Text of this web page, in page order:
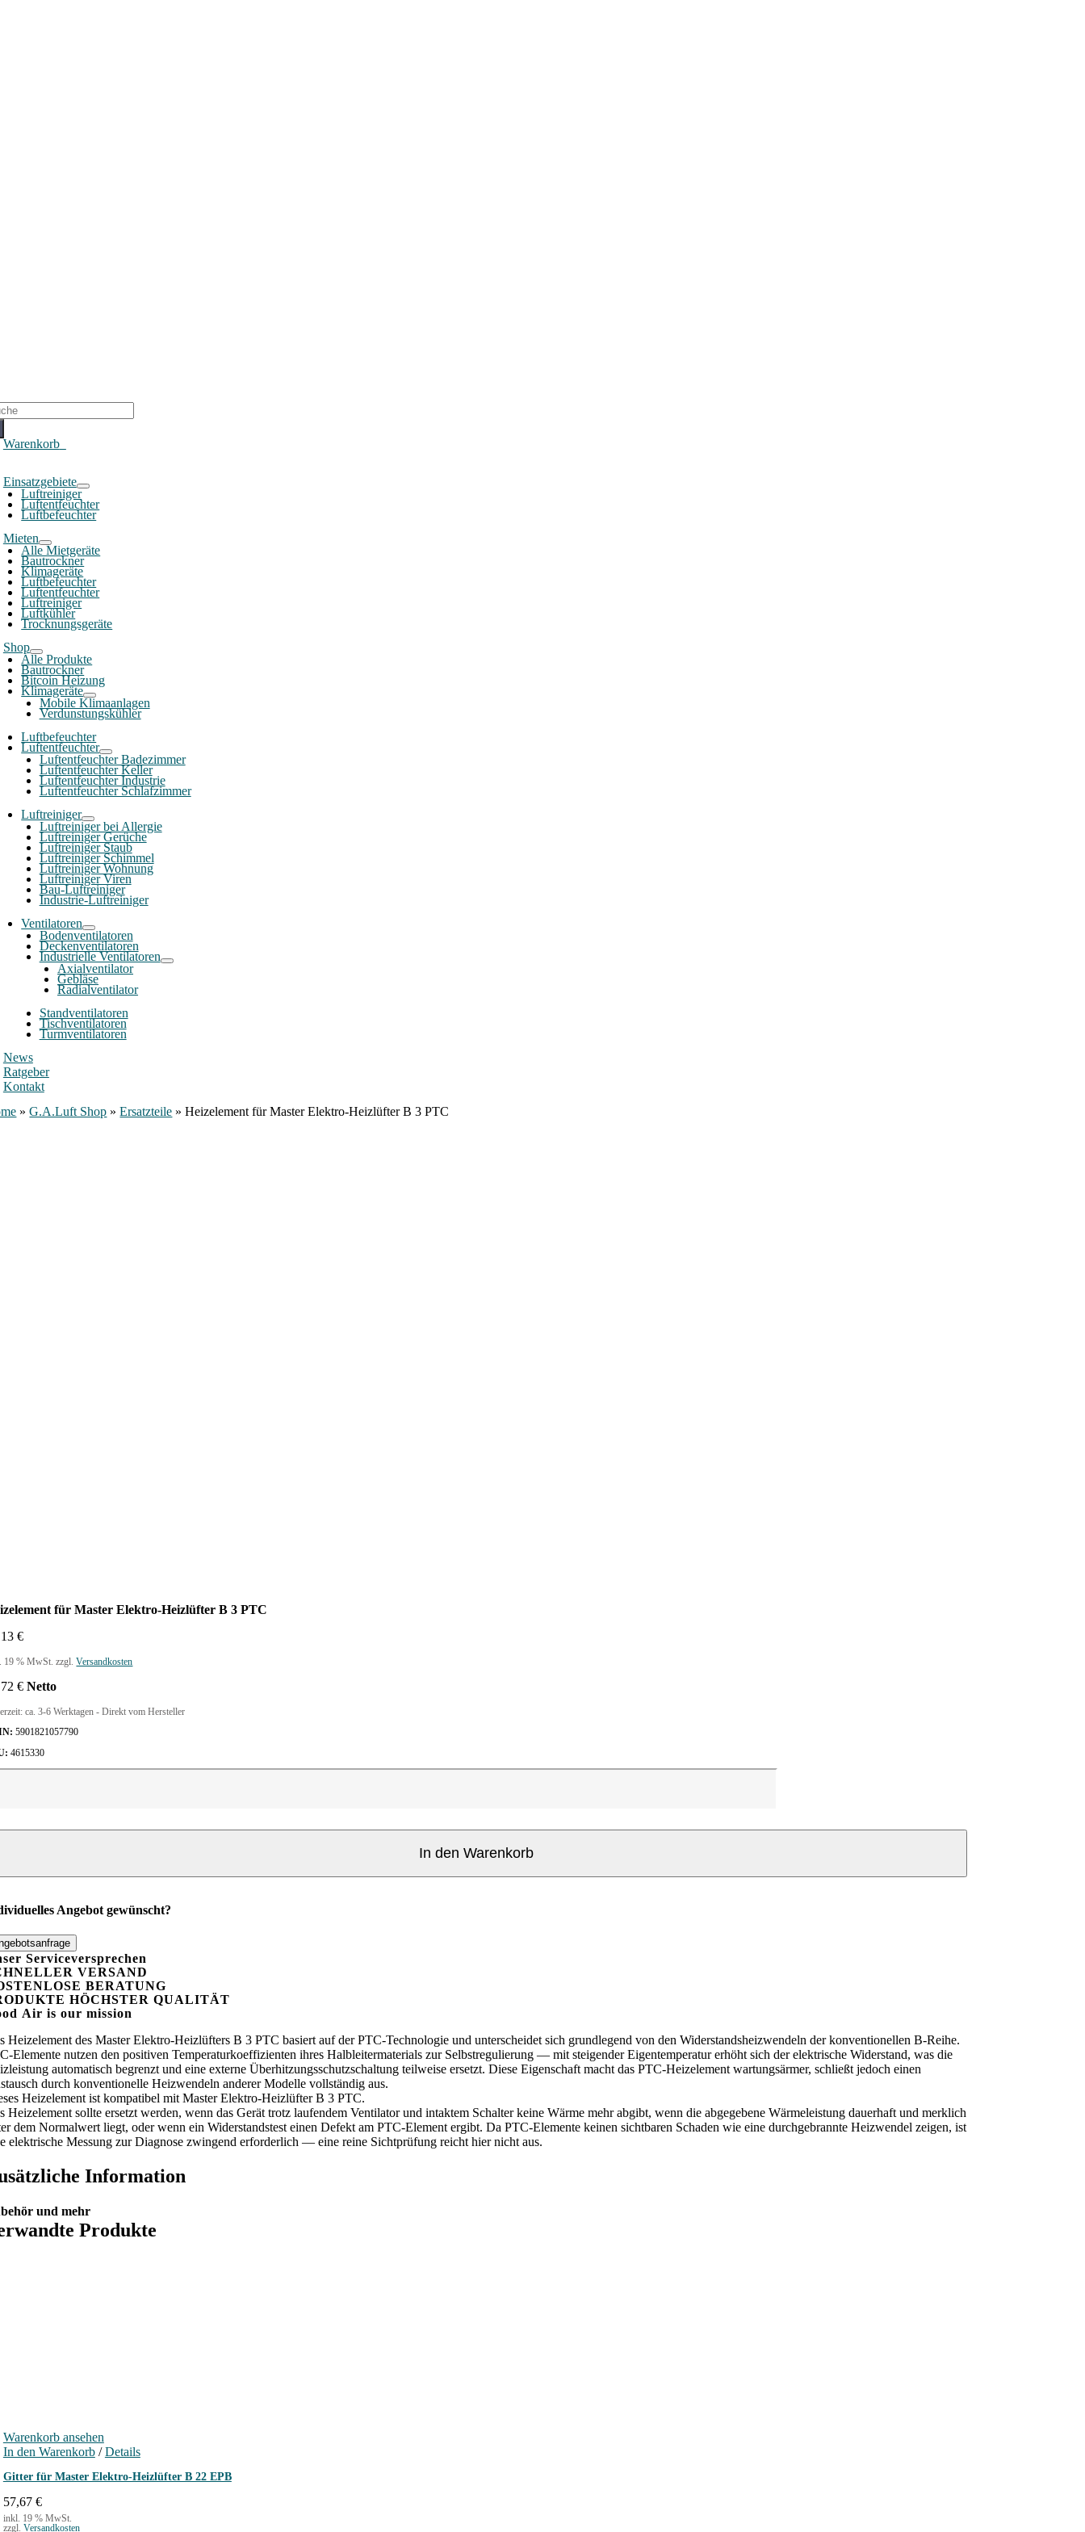
Warenkorb0
Einsatzgebiete
Luftreiniger
Luftentfeuchter
Luftbefeuchter
Mieten
Alle Mietgeräte
Bautrockner
Klimageräte
Luftbefeuchter
Luftentfeuchter
Luftreiniger
Luftkühler
Trocknungsgeräte
Shop
Alle Produkte
Bautrockner
Bitcoin Heizung
Klimageräte
Mobile Klimaanlagen
Verdunstungskühler
Luftbefeuchter
Luftentfeuchter
Luftentfeuchter Badezimmer
Luftentfeuchter Keller
Luftentfeuchter Industrie
Luftentfeuchter Schlafzimmer
Luftreiniger
Luftreiniger bei Allergie
Luftreiniger Gerüche
Luftreiniger Staub
Luftreiniger Schimmel
Luftreiniger Wohnung
Luftreiniger Viren
Bau-Luftreiniger
Industrie-Luftreiniger
Ventilatoren
Bodenventilatoren
Deckenventilatoren
Industrielle Ventilatoren
Axialventilator
Gebläse
Radialventilator
Standventilatoren
Tischventilatoren
Turmventilatoren
News
Ratgeber
Kontakt
»G.A.Luft Shop »Ersatzteile »Heizelement für Master Elektro-Heizlüfter B 3 PTC
für Master Elektro-Heizlüfter B 3 PTC
€
19 % MwSt. zzgl.Versandkosten
€ Netto
ca. 3-6 Werktagen - Direkt vom Hersteller
5901821057790
4615330
In den Warenkorb
Angebot gewünscht?
Serviceversprechen
VERSAND
BERATUNG
HÖCHSTER QUALITÄT
Air is our mission
Heizelement des Master Elektro-Heizlüfters B 3 PTC basiert auf der PTC-Technologie und unterscheidet sich grundlegend von den Widerstandsheizwendeln der konventionellen B-Reihe.
Elemente nutzen den positiven Temperaturkoeffizienten ihres Halbleitermaterials zur Selbstregulierung — mit steigender Eigentemperatur erhöht sich der elektrische Widerstand, was die
automatisch begrenzt und eine externe Überhitzungsschutzschaltung teilweise ersetzt. Diese Eigenschaft macht das PTC-Heizelement wartungsärmer, schließt jedoch einen
durch konventionelle Heizwendeln anderer Modelle vollständig aus.
Heizelement ist kompatibel mit Master Elektro-Heizlüfter B 3 PTC.
Heizelement sollte ersetzt werden, wenn das Gerät trotz laufendem Ventilator und intaktem Schalter keine Wärme mehr abgibt, wenn die abgegebene Wärmeleistung dauerhaft und merklich
dem Normalwert liegt, oder wenn ein Widerstandstest einen Defekt am PTC-Element ergibt. Da PTC-Elemente keinen sichtbaren Schaden wie eine durchgebrannte Heizwendel zeigen, ist
elektrische Messung zur Diagnose zwingend erforderlich — eine reine Sichtprüfung reicht hier nicht aus.
Information
und mehr
Produkte
Warenkorb ansehen
In den Warenkorb / Details
Gitter für Master Elektro-Heizlüfter B 22 EPB
57,67 €
inkl. 19 % MwSt.
zzgl. Versandkosten